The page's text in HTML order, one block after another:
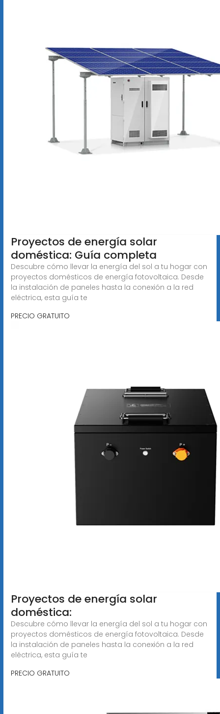
Proyectos de energía solar
doméstica: Guía completa
Descubre cómo llevar la energía del sol a tu hogar con
proyectos domésticos de energía fotovoltaica. Desde
la instalación de paneles hasta la conexión a la red
eléctrica, esta guía te
PRECIO GRATUITO
Proyectos de energía solar
doméstica:
Descubre cómo llevar la energía del sol a tu hogar con
proyectos domésticos de energía fotovoltaica. Desde
la instalación de paneles hasta la conexión a la red
eléctrica, esta guía te
PRECIO GRATUITO